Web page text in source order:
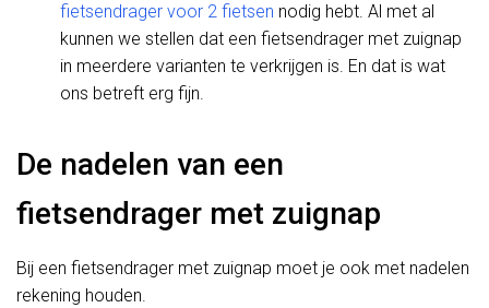
fietsendrager voor 2 fietsen nodig hebt. Al met al
kunnen we stellen dat een fietsendrager met zuignap
in meerdere varianten te verkrijgen is. En dat is wat
ons betreft erg fijn.
De nadelen van een
fietsendrager met zuignap
Bij een fietsendrager met zuignap moet je ook met nadelen
rekening houden.